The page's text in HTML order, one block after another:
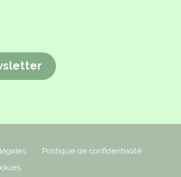
Politique de confidentialité